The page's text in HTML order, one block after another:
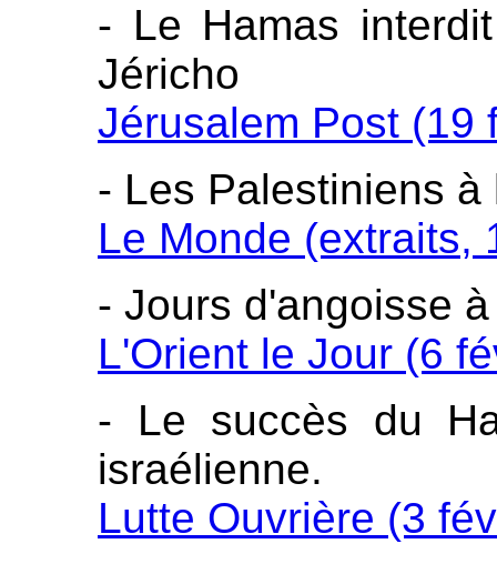
- Le Hamas
Jéricho
Jérusalem Post (19
- Les Palestiniens
Le Monde (extraits,
- Jours d'angoisse
L'Orient le Jour (6
- Le succès du
israélienne.
Lutte Ouvrière (3